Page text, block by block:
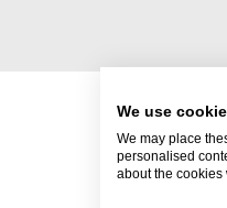
We use
We may place
personalised
about the cookies